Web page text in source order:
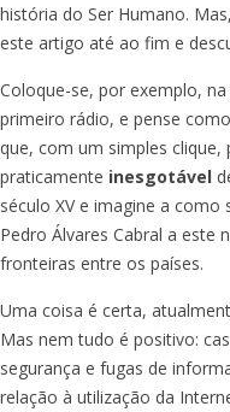
história do Ser Humano.
este artigo até ao fim e
Coloque-se, por exemplo,
primeiro rádio, e pense
que, com um simples
praticamente inesgotável
século XV e imagine a como
Pedro Álvares Cabral a este
fronteiras entre os países.
Uma coisa é certa,
Mas nem tudo é positivo:
segurança e fugas de
relação à utilização da